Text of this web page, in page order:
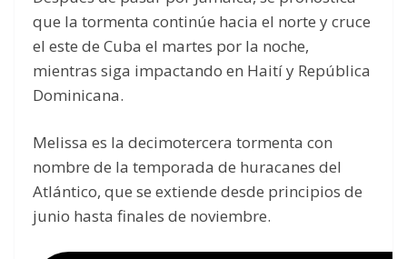
que la tormenta continúe hacia el norte y cruce
el este de Cuba el martes por la noche,
mientras siga impactando en Haití y República
Dominicana.
Melissa es la decimotercera tormenta con
nombre de la temporada de huracanes del
Atlántico, que se extiende desde principios de
junio hasta finales de noviembre.